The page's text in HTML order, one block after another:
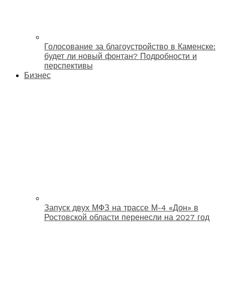
Голосование за благоустройство в Каменске:
будет ли новый фонтан? Подробности и
перспективы
Бизнес
Запуск двух МФЗ на трассе М-4 «Дон» в
Ростовской области перенесли на 2027 год